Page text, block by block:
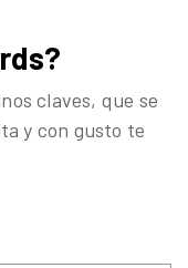
claves, que se
y con gusto te